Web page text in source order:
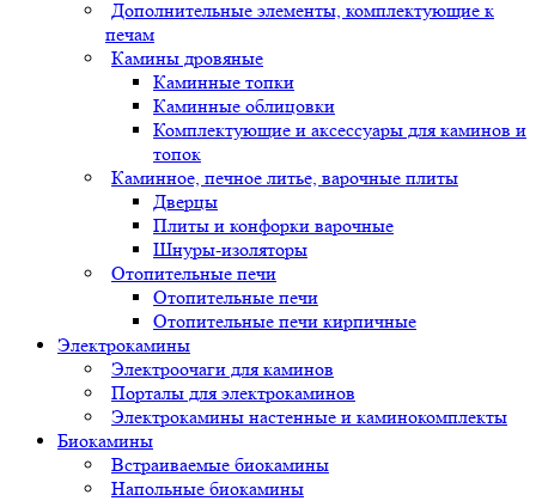
Дополнительные элементы, комплектующие к
печам
Камины дровяные
Каминные топки
Каминные облицовки
Комплектующие и аксессуары для каминов и
топок
Каминное, печное литье, варочные плиты
Дверцы
Плиты и конфорки варочные
Шнуры-изоляторы
Отопительные печи
Отопительные печи
Отопительные печи кирпичные
Электрокамины
Электроочаги для каминов
Порталы для электрокаминов
Электрокамины настенные и каминокомплекты
Биокамины
Встраиваемые биокамины
Напольные биокамины